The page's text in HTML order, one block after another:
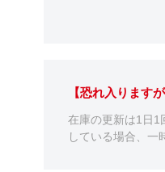
【恐れ入ります
在庫の更新は1日1
している場合、一